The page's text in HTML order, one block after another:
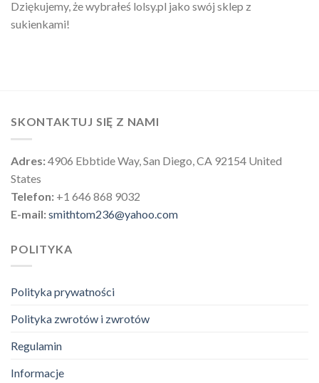
Dziękujemy, że wybrałeś lolsy.pl jako swój sklep z
sukienkami!
SKONTAKTUJ SIĘ Z NAMI
Adres:4906 Ebbtide Way, San Diego, CA 92154 United
States
Telefon: +1 646 868 9032
E-mail:smithtom236@yahoo.com
POLITYKA
Polityka prywatności
Polityka zwrotów i zwrotów
Regulamin
Informacje